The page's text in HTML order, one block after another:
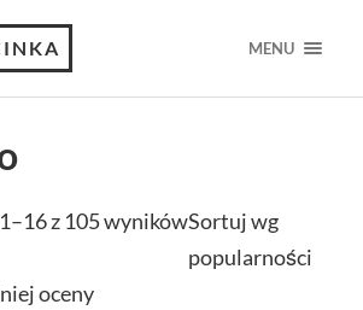
MENU
z 105 wynikówSortuj wg
popularności
oceny